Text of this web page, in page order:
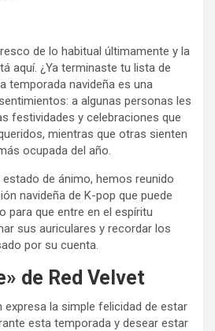
de lo habitual últimamente y la
aquí. ¿Ya terminaste tu lista de
temporada navideña es una
a algunas personas les
festividades y celebraciones que
mientras que otras sienten
ocupada del año.
de ánimo, hemos reunido
navideña de K-pop que puede
para que entre en el espíritu
sus auriculares y recordar los
por su cuenta.
de Red Velvet
la simple felicidad de estar
esta temporada y desear estar